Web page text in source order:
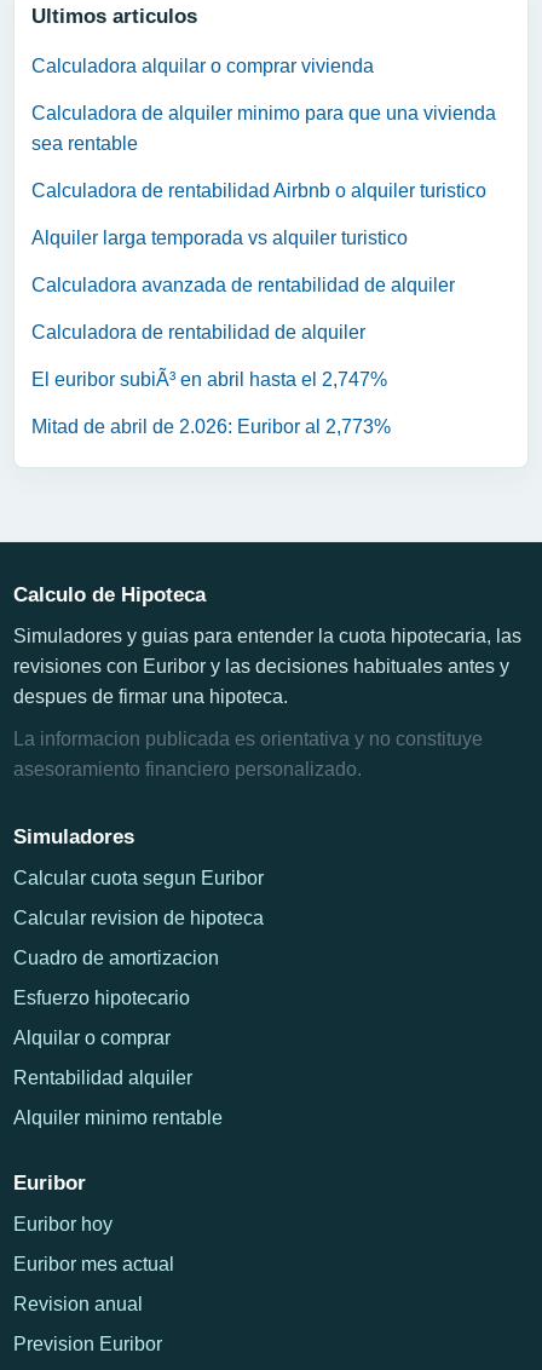
Ultimos articulos
Calculadora alquilar o comprar vivienda
Calculadora de alquiler minimo para que una vivienda
sea rentable
Calculadora de rentabilidad Airbnb o alquiler turistico
Alquiler larga temporada vs alquiler turistico
Calculadora avanzada de rentabilidad de alquiler
Calculadora de rentabilidad de alquiler
El euribor subiÃ³ en abril hasta el 2,747%
Mitad de abril de 2.026: Euribor al 2,773%
Calculo de Hipoteca
Simuladores y guias para entender la cuota hipotecaria, las
revisiones con Euribor y las decisiones habituales antes y
despues de firmar una hipoteca.
La informacion publicada es orientativa y no constituye
asesoramiento financiero personalizado.
Simuladores
Calcular cuota segun Euribor
Calcular revision de hipoteca
Cuadro de amortizacion
Esfuerzo hipotecario
Alquilar o comprar
Rentabilidad alquiler
Alquiler minimo rentable
Euribor
Euribor hoy
Euribor mes actual
Revision anual
Prevision Euribor